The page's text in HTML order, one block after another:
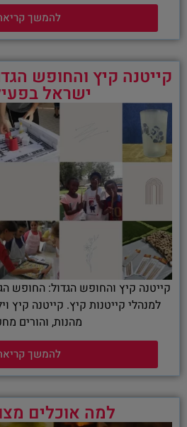
להמשך
קייטנה קיץ והחופש
ישראל
קייטנה קיץ והחופש הגדול: החופש
למנהלי קייטנות קיץ. קייטנה קיץ
מהנות, והורים
להמשך
למה אוכלים